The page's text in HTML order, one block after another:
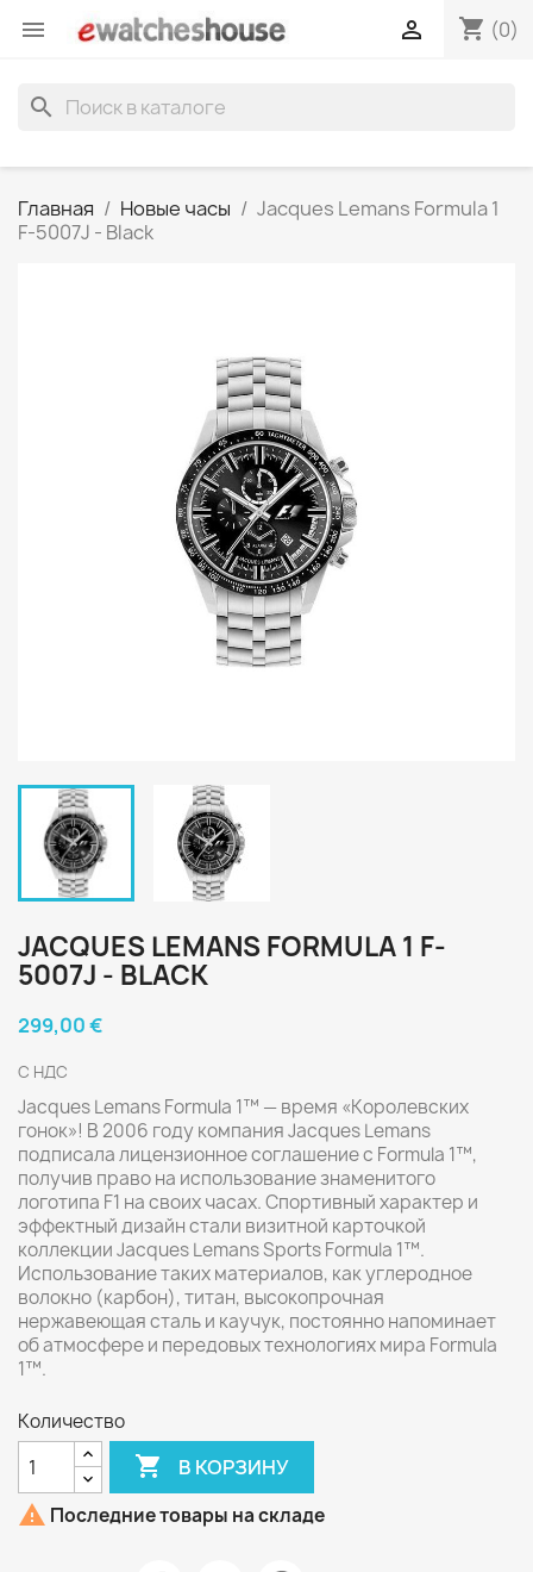
 shopping_cart (0)

search
Главная Новые часы
Jacques Lemans Formula 1
F-5007J - Black
JACQUES LEMANS FORMULA 1 F-
5007J - BLACK
299,00 €
С НДС
Jacques Lemans Formula 1™ — время «Королевских
гонок»! В 2006 году компания Jacques Lemans
подписала лицензионное соглашение с Formula 1™,
получив право на использование знаменитого
логотипа F1 на своих часах. Спортивный характер и
эффектный дизайн стали визитной карточкой
коллекции Jacques Lemans Sports Formula 1™.
Использование таких материалов, как углеродное
волокно (карбон), титан, высокопрочная
нержавеющая сталь и каучук, постоянно напоминает
об атмосфере и передовых технологиях мира Formula
1™.
Количество
 В КОРЗИНУ
 Последние товары на складе